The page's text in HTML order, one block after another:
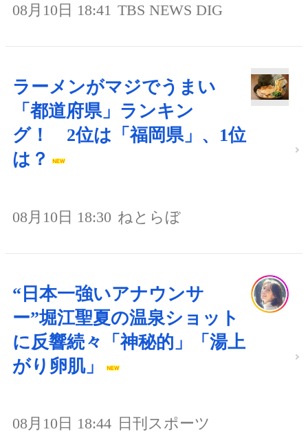
08月10日 18:41 TBS NEWS DIG
ラーメンがマジでうまい
「都道府県」ランキン
グ！ 2位は「福岡県」、1位
は？
08月10日 18:30 ねとらぼ
“日本一強いアナウンサ
ー”堀江聖夏の温泉ショット
に反響続々「神秘的」「湯上
がり卵肌」
08月10日 18:44 日刊スポーツ